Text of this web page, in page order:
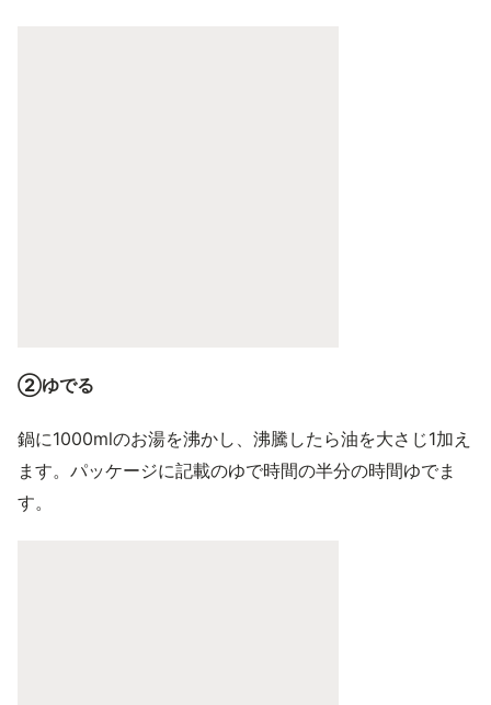
②ゆでる
鍋に1000mlのお湯を沸かし、沸騰したら油を大さじ1加え
ます。パッケージに記載のゆで時間の半分の時間ゆでま
す。